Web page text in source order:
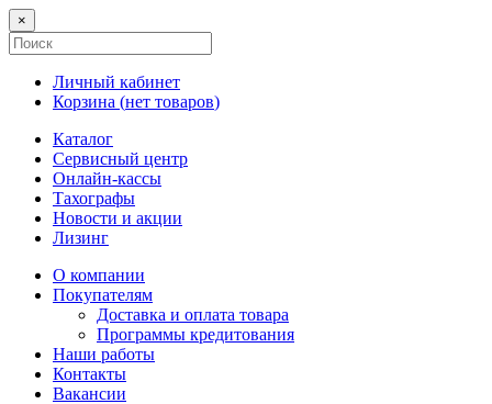
×
Личный кабинет
Корзина (нет товаров)
Каталог
Сервисный центр
Онлайн-кассы
Тахографы
Новости и акции
Лизинг
О компании
Покупателям
Доставка и оплата товара
Программы кредитования
Наши работы
Контакты
Вакансии